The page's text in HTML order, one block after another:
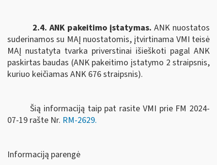
2.4. ANK pakeitimo įstatymas. ANK nuostatos
suderinamos su MAĮ nuostatomis, įtvirtinama VMI teisė
MAĮ nustatyta tvarka priverstinai išieškoti pagal ANK
paskirtas baudas (ANK pakeitimo įstatymo 2 straipsnis,
kuriuo keičiamas ANK 676 straipsnis).
Šią informaciją taip pat rasite VMI prie FM 2024-
07-19 rašte Nr. RM-2629.
Informaciją parengė